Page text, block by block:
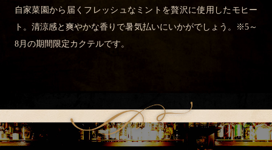
自家菜園から届くフレッシュなミントを贅沢に使用したモヒー
ト。清涼感と爽やかな香りで暑気払いにいかがでしょう。※5～
8月の期間限定カクテルです。